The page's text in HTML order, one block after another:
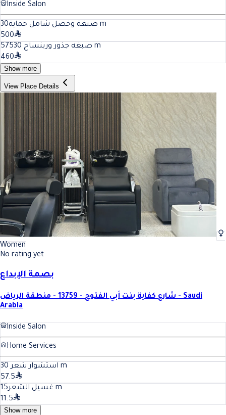
Inside Salon
صبغة وخصل شامل حماية30
m
500
صبغه جذور ورينساج 575 30
m
460
Show more
View Place Details
Women
No rating yet
بصمة الإبداع
شارع كفاية بنت أبي الفتوح - 13759 - منطقة الرياض - Saudi
Arabia
Inside Salon
Home Services
استشوار شعر 30
m
57.5
غسيل الشعر15
m
11.5
Show more